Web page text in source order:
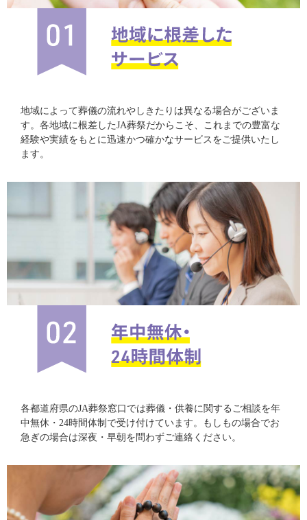
地域によって葬儀の流れやしきたりは異なる場合がございま
す。各地域に根差したJA葬祭だからこそ、これまでの豊富な
経験や実績をもとに迅速かつ確かなサービスをご提供いたし
ます。
各都道府県のJA葬祭窓口では葬儀・供養に関するご相談を年
中無休・24時間体制で受け付けています。もしもの場合でお
急ぎの場合は深夜・早朝を問わずご連絡ください。